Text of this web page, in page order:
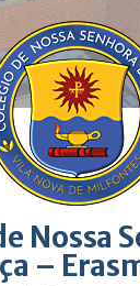
Nossa
–